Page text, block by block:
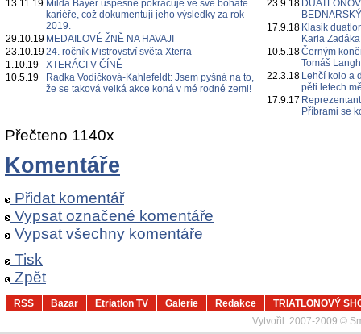
13.11.19 Milda Bayer úspěšně pokračuje ve své bohaté
kariéře, což dokumentují jeho výsledky za rok
2019.
29.10.19 MEDAILOVÉ ŽNĚ NA HAVAJI
23.10.1924. ročník Mistrovství světa Xterra
1.10.19
XTERÁCI V ČÍNĚ
10.5.19
Radka Vodičková-Kahlefeldt: Jsem pyšná na to,
že se taková velká akce koná v mé rodné zemi!
23.9.18
17.9.18 Klasik
Karla Zadáka
10.5.18Černým
Tomáš
22.3.18 Lehčí kolo a
pěti letech
17.9.17
Příbrami se
Přečteno 1140x
Komentáře
Přidat komentář
Vypsat označené komentáře
Vypsat všechny komentáře
Tisk
Zpět
RSS Bazar Etriatlon TV Galerie Redakce
TRIATLONOVÝ
Vytvořil: 2007-2009 ©